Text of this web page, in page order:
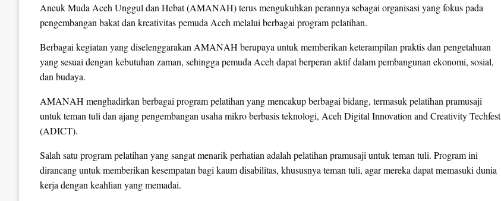
Aneuk Muda Aceh Unggul dan Hebat (AMANAH) terus mengukuhkan perannya sebagai organisasi yang fokus pada
pengembangan bakat dan kreativitas pemuda Aceh melalui berbagai program pelatihan.
Berbagai kegiatan yang diselenggarakan AMANAH berupaya untuk memberikan keterampilan praktis dan pengetahuan
yang sesuai dengan kebutuhan zaman, sehingga pemuda Aceh dapat berperan aktif dalam pembangunan ekonomi, sosial,
dan budaya.
AMANAH menghadirkan berbagai program pelatihan yang mencakup berbagai bidang, termasuk pelatihan pramusaji
untuk teman tuli dan ajang pengembangan usaha mikro berbasis teknologi, Aceh Digital Innovation and Creativity Techfest
(ADICT).
Salah satu program pelatihan yang sangat menarik perhatian adalah pelatihan pramusaji untuk teman tuli. Program ini
dirancang untuk memberikan kesempatan bagi kaum disabilitas, khususnya teman tuli, agar mereka dapat memasuki dunia
kerja dengan keahlian yang memadai.